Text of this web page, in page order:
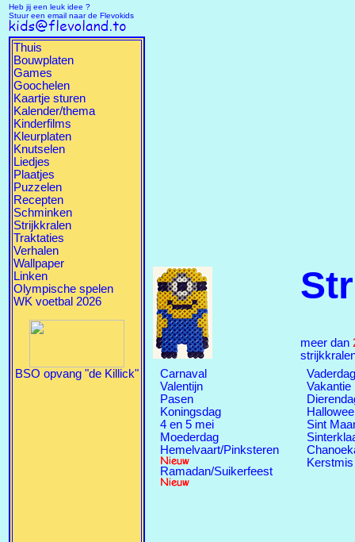
Heb jij een leuk idee ?
Stuur een email naar de Flevokids
Thuis
Bouwplaten
Games
Goochelen
Kaartje sturen
Kalender/thema
Kinderfilms
Kleurplaten
Knutselen
Liedjes
Plaatjes
Puzzelen
Recepten
Schminken
Strijkkralen
Traktaties
Verhalen
Wallpaper
Linken
Olympische spelen
WK voetbal 2026
BSO opvang "de Killick"
meer dan
Carnaval
Valentijn
Pasen
Koningsdag
4 en 5 mei
Moederdag
Hemelvaart/Pinksteren
Ramadan/Suikerfeest
Vaderdag
Vakantie
Sint
Kerstmis